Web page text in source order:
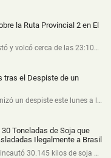
la Ruta Provincial 2 en El
y volcó cerca de las 23:10…
tras el Despiste de un
un despiste este lunes a l…
Toneladas de Soja que
Ilegalmente a Brasil
30.145 kilos de soja …